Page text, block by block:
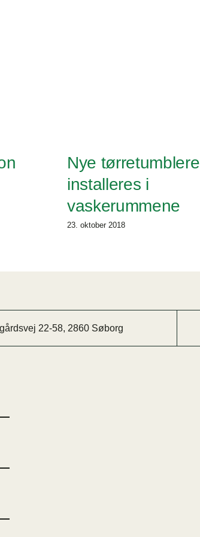
Nye tørretumblere
installeres i
vaskerummene
23. oktober 2018
22-58, 2860 Søborg